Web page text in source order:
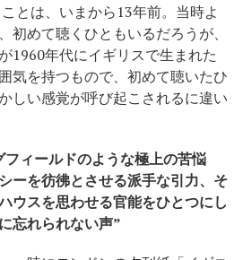
とは、いまから13年前。当時よ
初めて聴くひともいるだろうが、
1960年代にイギリスで生まれた
気を持つもので、初めて聴いたひ
しい感覚が呼び起こされるに違い
ィールドのような極上の苦悩
ーを彷彿とさせる派手な引力、そ
ウスを思わせる官能をひとつにし
忘れられない声”